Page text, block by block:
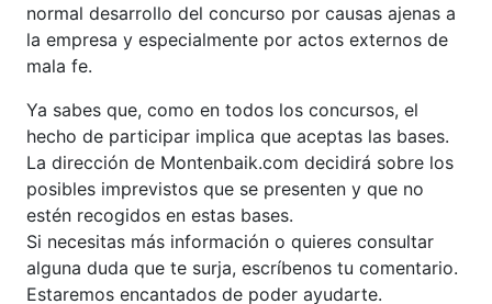
normal desarrollo del concurso por causas ajenas a
la empresa y especialmente por actos externos de
mala fe.
Ya sabes que, como en todos los concursos, el
hecho de participar implica que aceptas las bases.
La dirección de Montenbaik.com decidirá sobre los
posibles imprevistos que se presenten y que no
estén recogidos en estas bases.
Si necesitas más información o quieres consultar
alguna duda que te surja, escríbenos tu comentario.
Estaremos encantados de poder ayudarte.